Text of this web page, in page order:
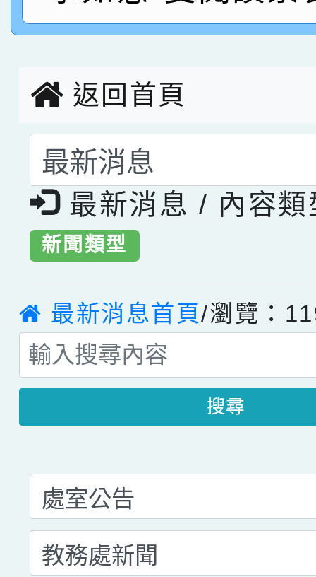
臺灣台語-第二名
市賽榮獲科學小創客佳
返回首頁
選擇後頁面內容會更
最新消息 / 內容類
新聞類型
最新消息首頁/瀏覽：
搜尋